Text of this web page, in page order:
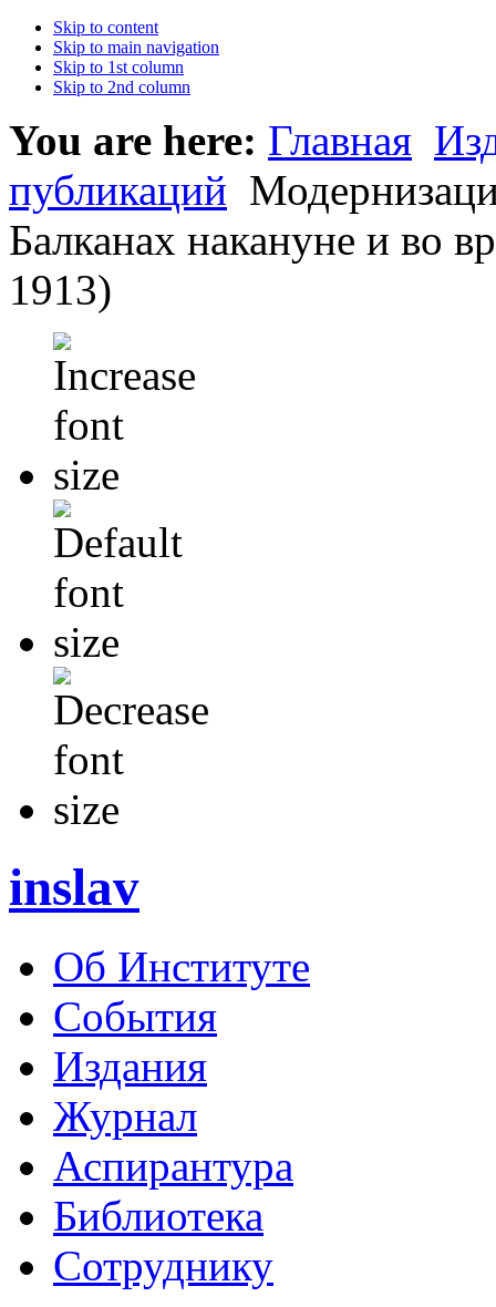
Skip to content
Skip to main navigation
Skip to 1st column
Skip to 2nd column
You are here: Главная
публикаций
Балканах накануне и во
1913)
inslav
Об Институте
События
Издания
Журнал
Аспирантура
Библиотека
Сотруднику